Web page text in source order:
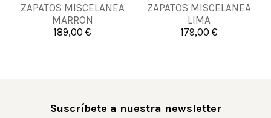
ZAPATOS MISCELANEA
MARRON
189,00 €
35 36 37
38
ZAPATOS MISCELANEA
LIMA
179,00 €
38 39
Añadir al carrito
Suscríbete a nuestra newsletter